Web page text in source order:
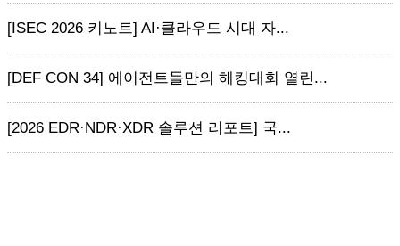
[ISEC 2026 키노트] AI·클라우드 시대 자...
[DEF CON 34] 에이전트들만의 해킹대회 열린...
[2026 EDR·NDR·XDR 솔루션 리포트] 국...